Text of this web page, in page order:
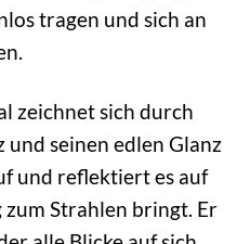
tragen und sich an
zeichnet sich durch
seinen edlen Glanz
und reflektiert es auf
zum Strahlen bringt. Er